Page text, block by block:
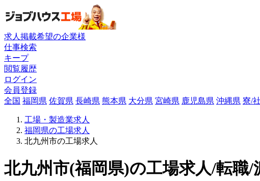
求人掲載希望の企業様
仕事検索
キープ
閲覧履歴
ログイン
会員登録
全国 福岡県 佐賀県 長崎県 熊本県 大分県 宮崎県 鹿児島県 沖縄県 寮/
工場・製造業求人
福岡県の工場求人
北九州市の工場求人
北九州市(福岡県)の工場求人/転職/